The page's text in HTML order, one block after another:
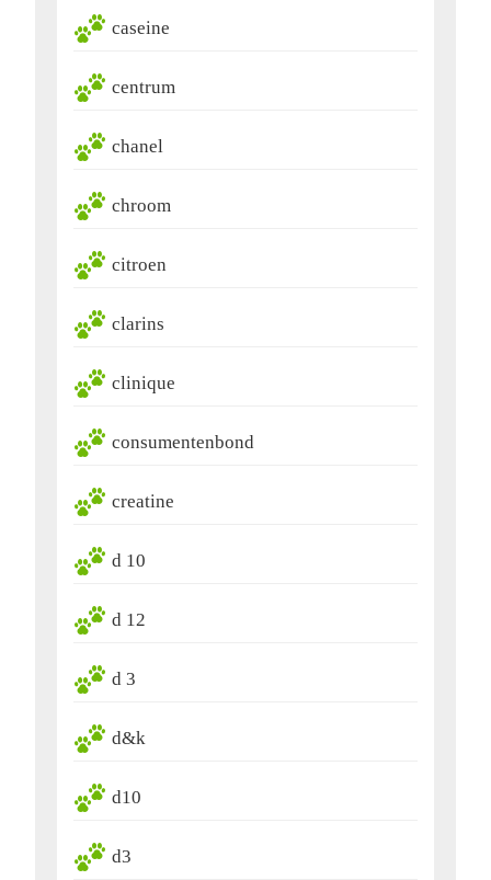
caseine
centrum
chanel
chroom
citroen
clarins
clinique
consumentenbond
creatine
d 10
d 12
d 3
d&k
d10
d3